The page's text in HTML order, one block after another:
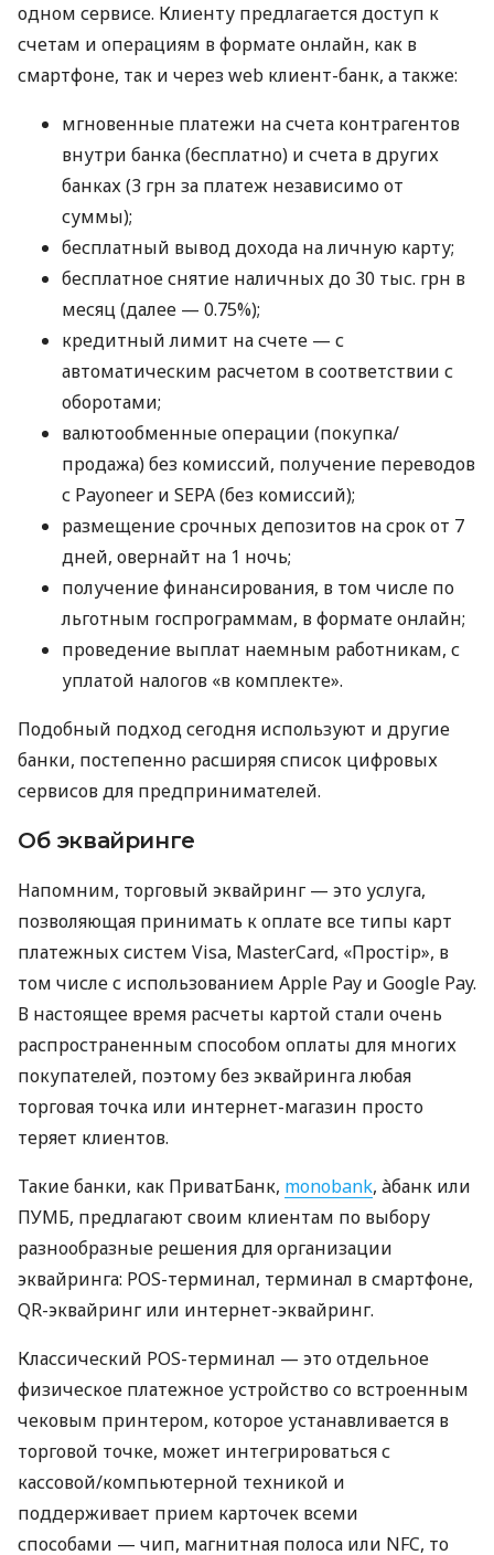
одном сервисе. Клиенту предлагается доступ к
счетам и операциям в формате онлайн, как в
смартфоне, так и через web клиент-банк, а также:
мгновенные платежи на счета контрагентов
внутри банка (бесплатно) и счета в других
банках (3 грн за платеж независимо от
суммы);
бесплатный вывод дохода на личную карту;
бесплатное снятие наличных до 30 тыс. грн в
месяц (далее — 0.75%);
кредитный лимит на счете — с
автоматическим расчетом в соответствии с
оборотами;
валютообменные операции (покупка/
продажа) без комиссий, получение переводов
с Payoneer и SEPA (без комиссий);
размещение срочных депозитов на срок от 7
дней, овернайт на 1 ночь;
получение финансирования, в том числе по
льготным госпрограммам, в формате онлайн;
проведение выплат наемным работникам, с
уплатой налогов «в комплекте».
Подобный подход сегодня используют и другие
банки, постепенно расширяя список цифровых
сервисов для предпринимателей.
Об эквайринге
Напомним, торговый эквайринг — это услуга,
позволяющая принимать к оплате все типы карт
платежных систем Visa, MasterCard, «Простір», в
том числе с использованием Apple Pay и Google Pay.
В настоящее время расчеты картой стали очень
распространенным способом оплаты для многих
покупателей, поэтому без эквайринга любая
торговая точка или интернет-магазин просто
теряет клиентов.
Такие банки, как ПриватБанк, monobank, àбанк или
ПУМБ, предлагают своим клиентам по выбору
разнообразные решения для организации
эквайринга: POS-терминал, терминал в смартфоне,
QR-эквайринг или интернет-эквайринг.
Классический POS-терминал — это отдельное
физическое платежное устройство со встроенным
чековым принтером, которое устанавливается в
торговой точке, может интегрироваться с
кассовой/компьютерной техникой и
поддерживает прием карточек всеми
способами — чип, магнитная полоса или NFC, то